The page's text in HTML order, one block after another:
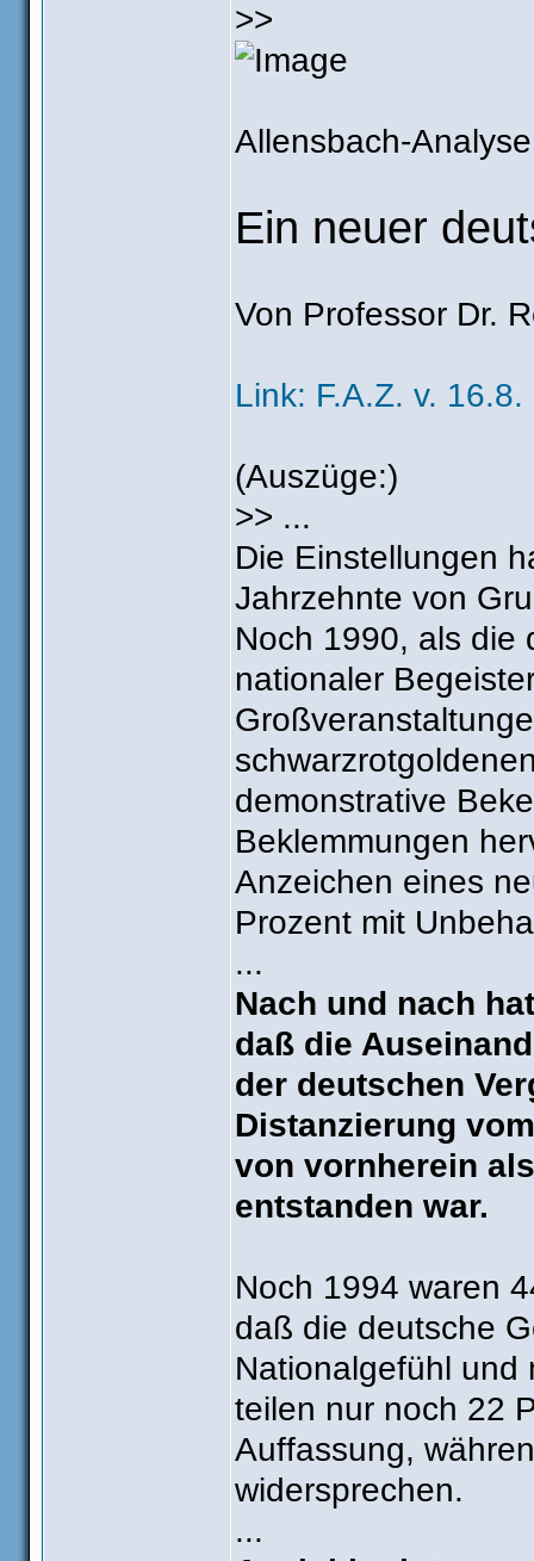
>>
Allensbach-Analyse
Ein neuer
Von Professor Dr.
Link: F.A.Z. v. 16.8.
(Auszüge:)
>> ...
Die Einstellungen
Jahrzehnte von
Noch 1990, als die
nationaler
demonstrative
Beklemmungen
Anzeichen eines
Prozent mit
...
Nach und nach
daß die
der deutschen
Distanzierung
von vornherein
entstanden war.
Noch 1994 waren
daß die deutsche
Nationalgefühl und
teilen nur noch 22
Auffassung,
widersprechen.
...